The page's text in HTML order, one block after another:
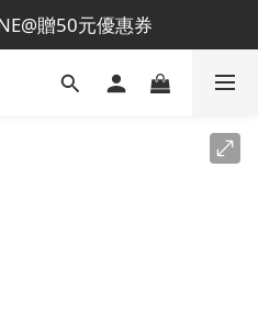
贈50元購物金
贈50元優惠券
贈50元購物金